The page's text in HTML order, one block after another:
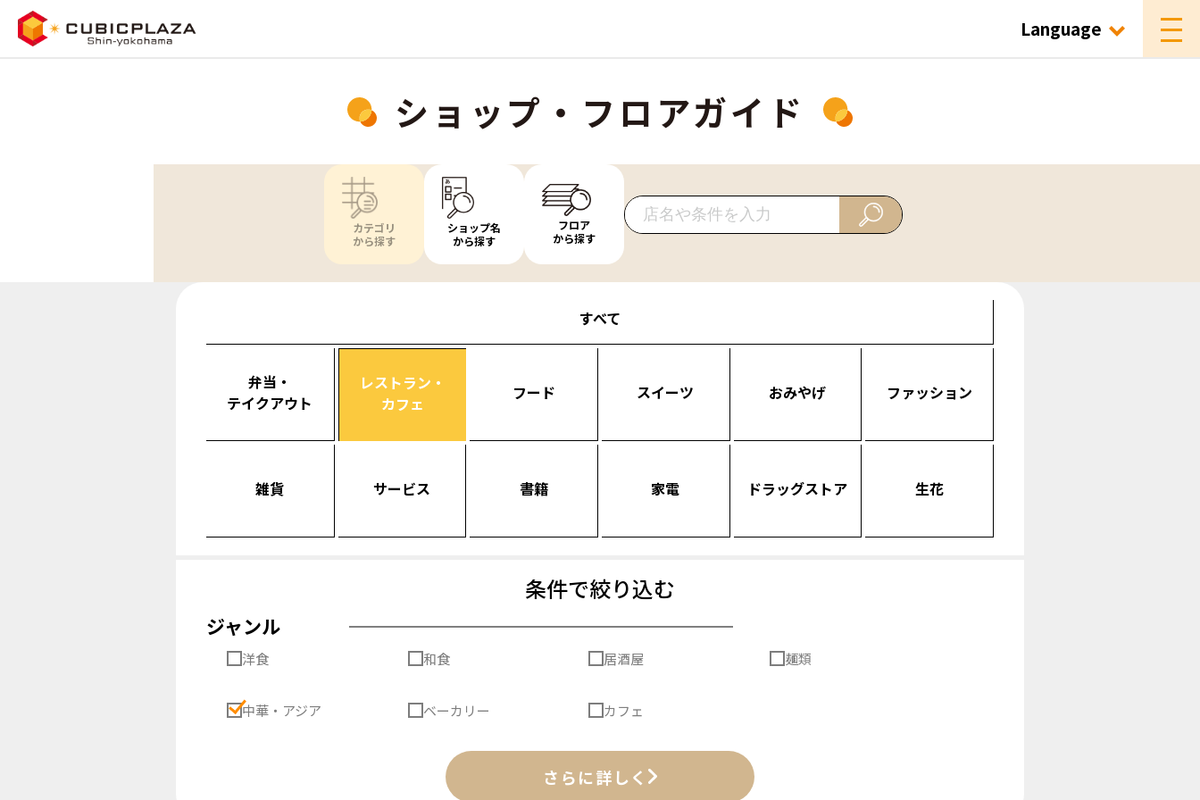
Language
ショップ・フロアガイド
カテゴリ
から探す
ショップ名
から探す
フロア
から探す
すべて
弁当・
テイクアウト
レストラン・
カフェ
フード スイーツ おみやげ ファッション
雑貨 サービス 書籍 家電 ドラッグストア 生花
条件で絞り込む
ジャンル
洋食 和食 居酒屋 麺類
中華・アジア ベーカリー カフェ
さらに詳しく